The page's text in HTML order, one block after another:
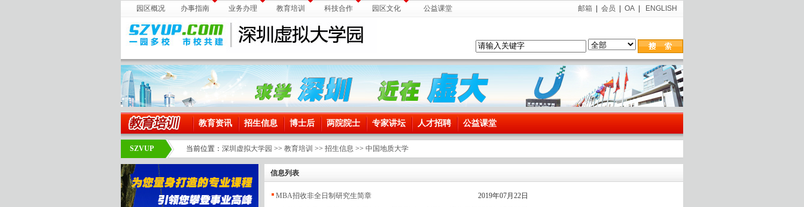
园区概况 办事指南 业务办理 教育培训 科技合作 园区文化 公益课堂 邮箱 会员 OA ENGLISH
教育资讯 招生信息 博士后 两院院士 专家讲坛 人才招聘 公益课堂
SZVUP 当前位置： 深圳虚拟大学园 >> 教育培训 >> 招生信息 >> 中国地质大学
信息列表
MBA招收非全日制研究生简章
2019年07月22日